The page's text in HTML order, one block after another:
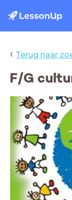
‹ Terug naar
F/G